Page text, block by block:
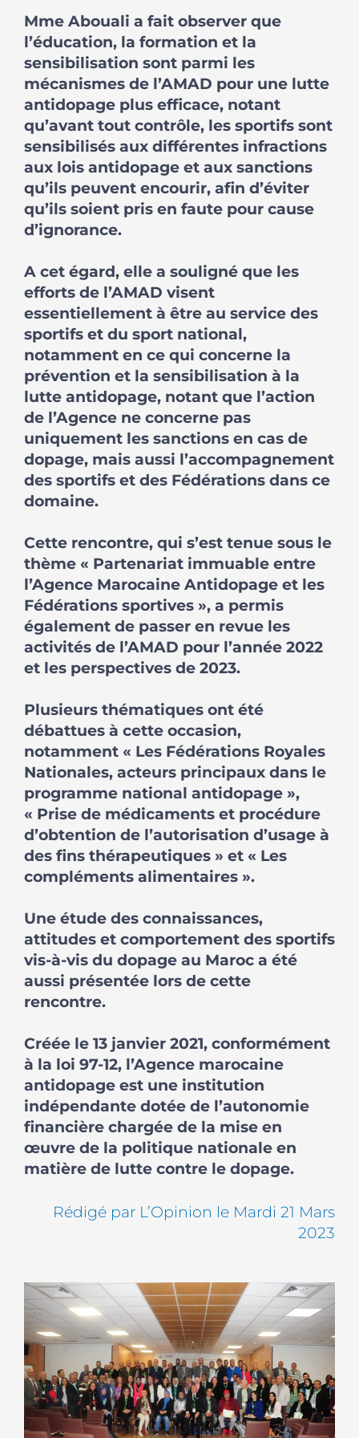
Mme Abouali a fait observer que
l’éducation, la formation et la
sensibilisation sont parmi les
mécanismes de l’AMAD pour une lutte
antidopage plus efficace, notant
qu’avant tout contrôle, les sportifs sont
sensibilisés aux différentes infractions
aux lois antidopage et aux sanctions
qu’ils peuvent encourir, afin d’éviter
qu’ils soient pris en faute pour cause
d’ignorance.
A cet égard, elle a souligné que les
efforts de l’AMAD visent
essentiellement à être au service des
sportifs et du sport national,
notamment en ce qui concerne la
prévention et la sensibilisation à la
lutte antidopage, notant que l’action
de l’Agence ne concerne pas
uniquement les sanctions en cas de
dopage, mais aussi l’accompagnement
des sportifs et des Fédérations dans ce
domaine.
Cette rencontre, qui s’est tenue sous le
thème « Partenariat immuable entre
l’Agence Marocaine Antidopage et les
Fédérations sportives », a permis
également de passer en revue les
activités de l’AMAD pour l’année 2022
et les perspectives de 2023.
Plusieurs thématiques ont été
débattues à cette occasion,
notamment « Les Fédérations Royales
Nationales, acteurs principaux dans le
programme national antidopage »,
« Prise de médicaments et procédure
d’obtention de l’autorisation d’usage à
des fins thérapeutiques » et « Les
compléments alimentaires ».
Une étude des connaissances,
attitudes et comportement des sportifs
vis-à-vis du dopage au Maroc a été
aussi présentée lors de cette
rencontre.
Créée le 13 janvier 2021, conformément
à la loi 97-12, l’Agence marocaine
antidopage est une institution
indépendante dotée de l’autonomie
financière chargée de la mise en
œuvre de la politique nationale en
matière de lutte contre le dopage.
Rédigé par L’Opinion le Mardi 21 Mars
2023